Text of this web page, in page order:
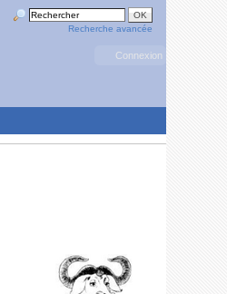
Recherche avancée
Connexion